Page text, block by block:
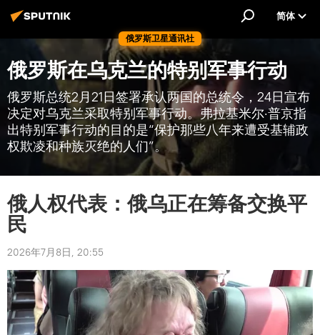
俄罗斯卫星通讯社
简体
俄罗斯在乌克兰的特别军事行动
俄罗斯总统2月21日签署承认两国的总统令，24日宣布
决定对乌克兰采取特别军事行动。弗拉基米尔·普京指
出特别军事行动的目的是“保护那些八年来遭受基辅政
权欺凌和种族灭绝的人们”。
俄人权代表：俄乌正在筹备交换平
民
2026年7月8日, 20:55